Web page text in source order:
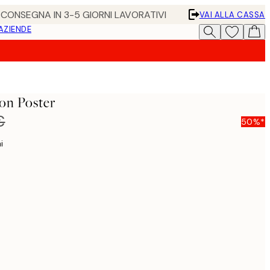
IN 3-5 GIORNI LAVORATIVI
VAI ALLA CASSA
Poster
50%*